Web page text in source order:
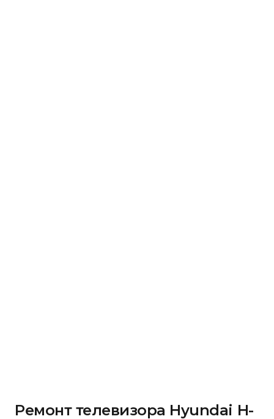
Ремонт телевизора Hyundai H-